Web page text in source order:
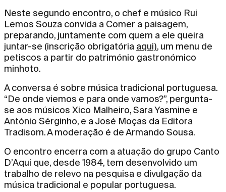
Neste segundo encontro, o chef e músico Rui
Lemos Souza convida a Comer a paisagem,
preparando, juntamente com quem a ele queira
juntar-se (inscrição obrigatória aqui), um menu de
petiscos a partir do património gastronómico
minhoto.
A conversa é sobre música tradicional portuguesa.
“De onde viemos e para onde vamos?”, pergunta-
se aos músicos Xico Malheiro, Sara Yasmine e
António Sérginho, e a José Moças da Editora
Tradisom. A moderação é de Armando Sousa.
O encontro encerra com a atuação do grupo Canto
D’Aqui que, desde 1984, tem desenvolvido um
trabalho de relevo na pesquisa e divulgação da
música tradicional e popular portuguesa.